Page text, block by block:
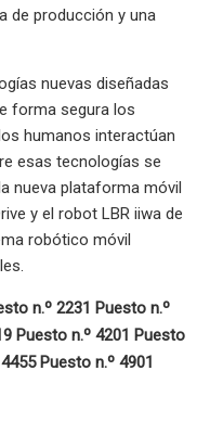
de producción y una
nuevas diseñadas
forma segura los
humanos interactúan
esas tecnologías se
nueva plataforma móvil
y el robot LBR iiwa de
robótico móvil
n.º 2231 Puesto n.º
Puesto n.º 4201 Puesto
Puesto n.º 4901